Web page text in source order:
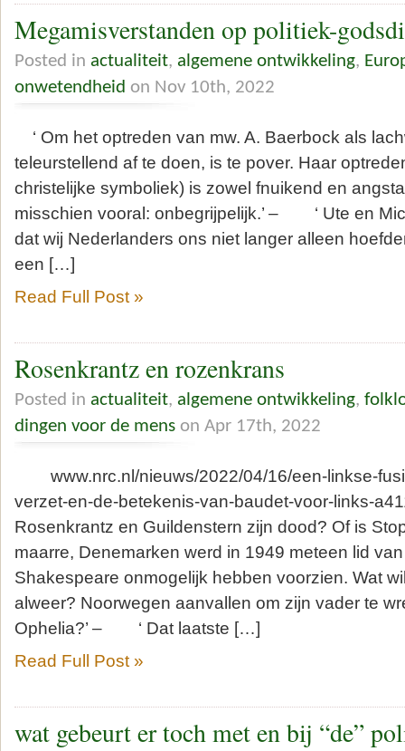
Megamisverstanden op politiek-
Posted in actualiteit, algemene ontwikkeling,
onwetendheid on Nov 10th, 2022
‘ Om het optreden van mw. A. Baerbock als
teleurstellend af te doen, is te pover. Haar
christelijke symboliek) is zowel fnuikend en
misschien vooral: onbegrijpelijk.’ – ‘ Ute en
dat wij Nederlanders ons niet langer alleen
een […]
Read Full Post »
Rosenkrantz en rozenkrans
Posted in actualiteit, algemene ontwikkeling,
dingen voor de mens on Apr 17th, 2022
www.nrc.nl/nieuws/2022/04/16/een-linkse-
verzet-en-de-betekenis-van-baudet-voor-links-
Rosenkrantz en Guildenstern zijn dood? Of is
maarre, Denemarken werd in 1949 meteen lid
Shakespeare onmogelijk hebben voorzien. Wat
alweer? Noorwegen aanvallen om zijn vader te
Ophelia?’ – ‘ Dat laatste […]
Read Full Post »
wat gebeurt er toch met en bij “de”